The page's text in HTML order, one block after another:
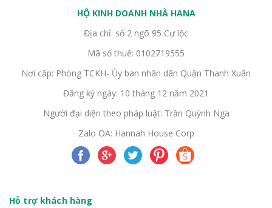
HỘ KINH DOANH NHÀ HANA
Địa chỉ: số 2 ngõ 95 Cự lộc
Mã số thuế: 0102719555
Nơi cấp: Phòng TCKH- Ủy ban nhân dân Quận Thanh Xuân
Đăng ký ngày: 10 tháng 12 năm 2021
Người đại diện theo pháp luật: Trần Quỳnh Nga
Zalo OA: Hannah House Corp
Hỗ trợ khách hàng